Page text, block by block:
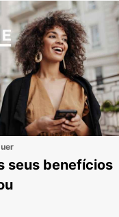
seus benefícios